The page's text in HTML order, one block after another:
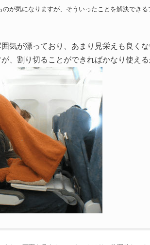
が気になりますが、そういったことを解決でき
気が漂っており、あまり見栄えも良く
、割り切ることができればかなり使える